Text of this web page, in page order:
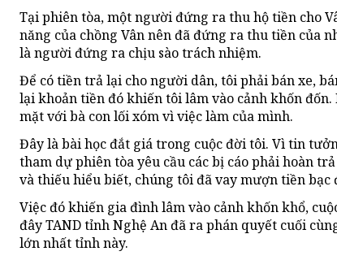
Tại phiên tòa, một người đứng ra thu hộ tiền cho
năng của chồng Vân nên đã đứng ra thu tiền của
là người đứng ra chịu sào trách nhiệm.
Để có tiền trả lại cho người dân, tôi phải bán xe,
lại khoản tiền đó khiến tôi lâm vào cảnh khốn
mặt với bà con lối xóm vì việc làm của mình.
Đây là bài học đắt giá trong cuộc đời tôi. Vì tin
tham dự phiên tòa yêu cầu các bị cáo phải hoàn
và thiếu hiểu biết, chúng tôi đã vay mượn tiền bạc
Việc đó khiến gia đình lâm vào cảnh khốn khổ,
đây TAND tỉnh Nghệ An đã ra phán quyết cuối
lớn nhất tỉnh này.